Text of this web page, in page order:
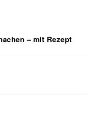
– mit Rezept